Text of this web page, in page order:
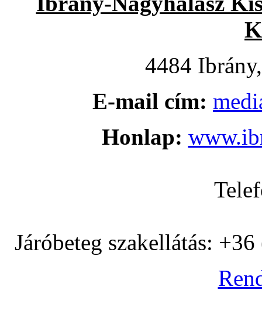
4484
E-mail cím:
Honlap:
Járóbeteg szakellátás: